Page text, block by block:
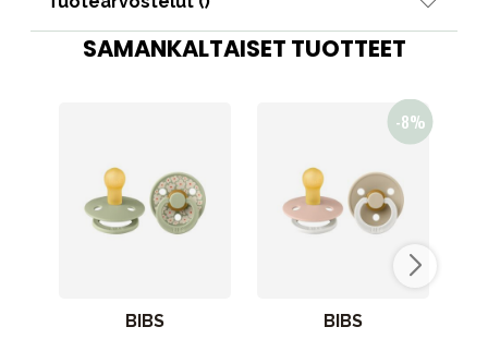
SAMANKALTAISET TUOTTEET
BIBS
BIBS